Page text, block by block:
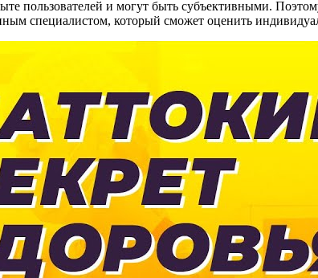
пользователей и могут быть субъективными.
специалистом, который сможет оценить